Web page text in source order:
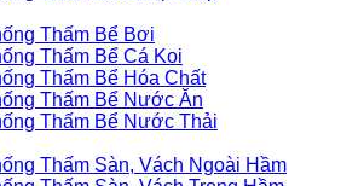
Thấm Bể Bơi
Thấm Bể Cá Koi
Thấm Bể Hóa Chất
Thấm Bể Nước Ăn
Thấm Bể Nước Thải
Thấm Sàn, Vách Ngoài Hầm